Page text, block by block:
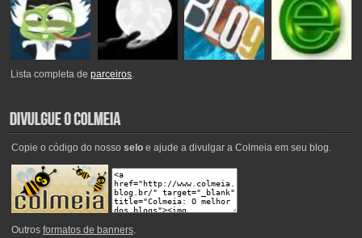
Lista completa deparceiros.
Copie o código do nosso seloe ajude a divulgar a Colmeia em seu blog.
Outros formatos de banners.